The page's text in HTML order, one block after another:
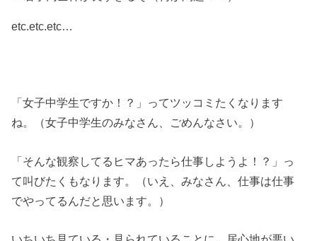
etc.etc.etc…
「女子中学生ですか！？」ってツッコミたくなります
ね。（女子中学生のみなさん、ごめんなさい。）
「そんな観察してるヒマあったら仕事しようよ！？」っ
て叫びたくもなります。（いえ、みなさん、仕事は仕事
でやってるんだと思います。）